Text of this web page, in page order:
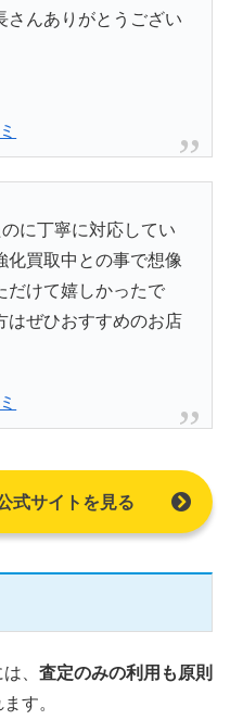
さんありがとうござい
に丁寧に対応してい
化買取中との事で想像
だけて嬉しかったで
はぜひおすすめのお店
式サイトを見る
、 査定のみの利用も原則
す。